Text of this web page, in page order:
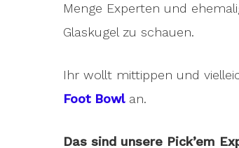
Menge Experten und
Glaskugel zu schauen.
Ihr wollt mittippen und
Foot Bowlan.
Das sind unsere Pick’em